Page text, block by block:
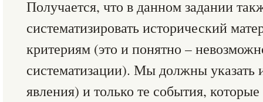
Получается, что в данном задании
систематизировать исторический
критериям (это и понятно –
систематизации). Мы должны указать
явления) и только те события,